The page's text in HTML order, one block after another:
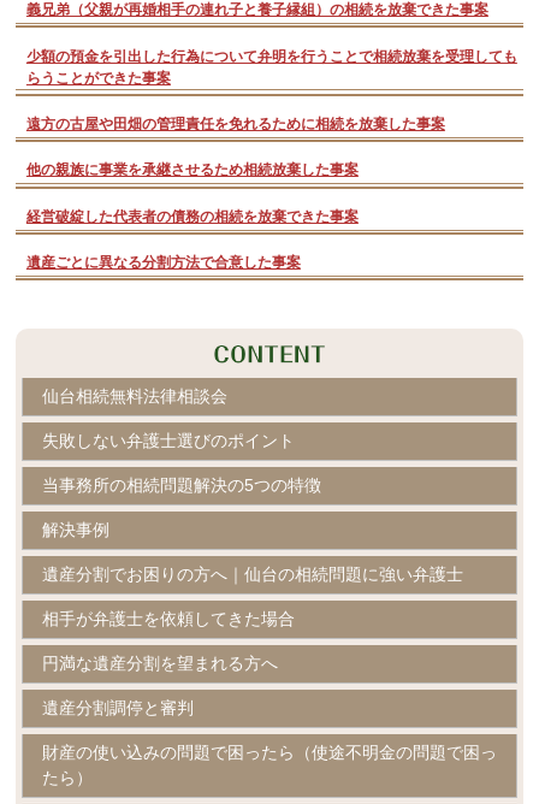
義兄弟（父親が再婚相手の連れ子と養子縁組）の相続を放棄できた事案
少額の預金を引出した行為について弁明を行うことで相続放棄を受理しても
らうことができた事案
遠方の古屋や田畑の管理責任を免れるために相続を放棄した事案
他の親族に事業を承継させるため相続放棄した事案
経営破綻した代表者の債務の相続を放棄できた事案
遺産ごとに異なる分割方法で合意した事案
仙台相続無料法律相談会
失敗しない弁護士選びのポイント
当事務所の相続問題解決の5つの特徴
解決事例
遺産分割でお困りの方へ｜仙台の相続問題に強い弁護士
相手が弁護士を依頼してきた場合
円満な遺産分割を望まれる方へ
遺産分割調停と審判
財産の使い込みの問題で困ったら（使途不明金の問題で困っ
たら）